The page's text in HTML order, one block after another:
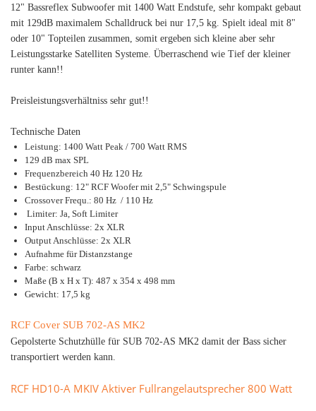
12" Bassreflex Subwoofer mit 1400 Watt Endstufe, sehr kompakt gebaut
mit 129dB maximalem Schalldruck bei nur 17,5 kg. Spielt ideal mit 8"
oder 10" Topteilen zusammen, somit ergeben sich kleine aber sehr
Leistungsstarke Satelliten Systeme. Überraschend wie Tief der kleiner
runter kann!!
Preisleistungsverhältniss sehr gut!!
Technische Daten
Leistung: 1400 Watt Peak / 700 Watt RMS
129 dB max SPL
Frequenzbereich 40 Hz 120 Hz
Bestückung: 12" RCF Woofer mit 2,5" Schwingspule
Crossover Frequ.: 80 Hz / 110 Hz
Limiter: Ja, Soft Limiter
Input Anschlüsse: 2x XLR
Output Anschlüsse: 2x XLR
Aufnahme für Distanzstange
Farbe: schwarz
Maße (B x H x T): 487 x 354 x 498 mm
Gewicht: 17,5 kg
RCF Cover SUB 702-AS MK2
Gepolsterte Schutzhülle für SUB 702-AS MK2 damit der Bass sicher
transportiert werden kann.
RCF HD10-A MKIV Aktiver Fullrangelautsprecher 800 Watt